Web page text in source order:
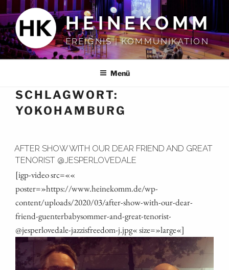
Inhalt
springen
HEINEKOMM
EREIGNIS | KOMMUNIKATION
Menü
SCHLAGWORT:
YOKOHAMBURG
AFTER SHOW WITH OUR DEAR FRIEND AND GREAT
TENORIST @JESPERLOVEDALE
[igp-video src=««
poster=»https://www.heinekomm.de/wp-
content/uploads/2020/03/after-show-with-our-dear-
friend-guenterbabysommer-and-great-tenorist-
@jesperlovedale-jazzisfreedom‑j.jpg« size=»large«]